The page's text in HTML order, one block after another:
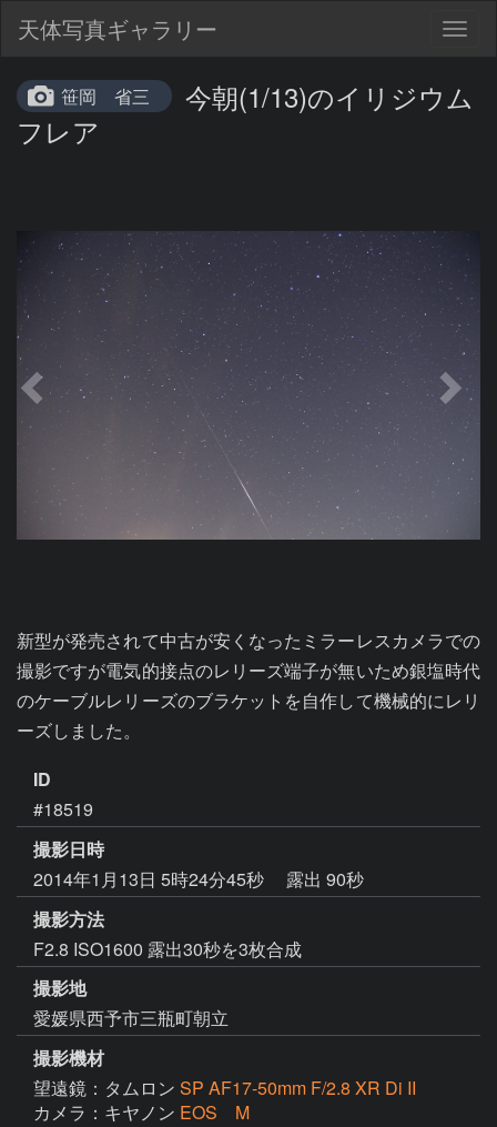
天体写真ギャラリー
笹岡 省三
今朝(1/13)のイリジウム
フレア
新型が発売されて中古が安くなったミラーレスカメラでの
撮影ですが電気的接点のレリーズ端子が無いため銀塩時代
のケーブルレリーズのブラケットを自作して機械的にレリ
ーズしました。
ID
#18519
撮影日時
2014年1月13日 5時24分45秒
露出 90秒
撮影方法
F2.8 ISO1600 露出30秒を3枚合成
撮影地
愛媛県西予市三瓶町朝立
撮影機材
望遠鏡：タムロン SP AF17-50mm F/2.8 XR Di II
カメラ：キヤノン EOS M